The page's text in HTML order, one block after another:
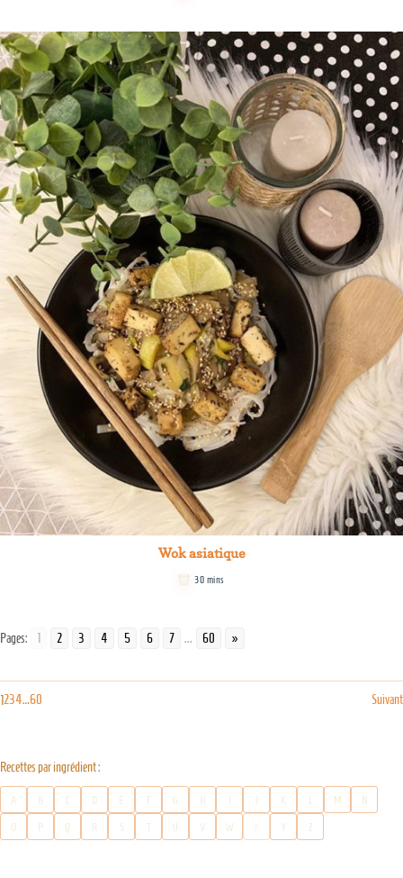
Wok asiatique
30 mins
Pages: 1 2 3 4 5 6 7 ... 60 »
1234…60 Suivant
Recettes par ingrédient :
A B C D E F G H I J K L M
N
O
P Q R S T U V W Y Z